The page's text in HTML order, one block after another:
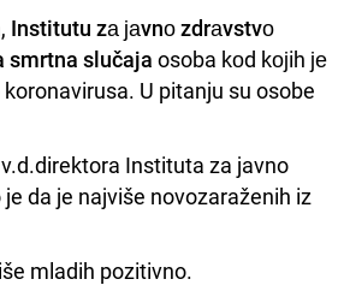
Institutu zа јаvnо zdrаvstvо
smrtna slučaja osoba kоd kојih је
U pitanju su osobe
Instituta za javno
da je najviše novozaraženih iz
mladih pozitivno.